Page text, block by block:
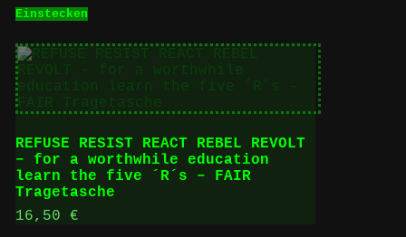
Einstecken
REFUSE RESIST REACT REBEL REVOLT
– for a worthwhile education
learn the five ´R´s – FAIR
Tragetasche
16,50 €